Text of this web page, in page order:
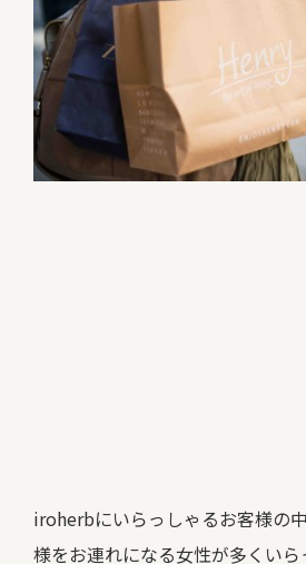
iroherbにいらっしゃるお客様の
様をお連れになる女性が多くいら